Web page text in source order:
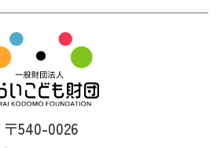
〒540-0026